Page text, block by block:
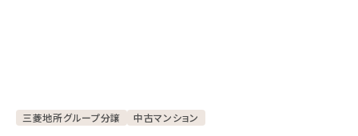
三菱地所グループ分譲 中古マンション